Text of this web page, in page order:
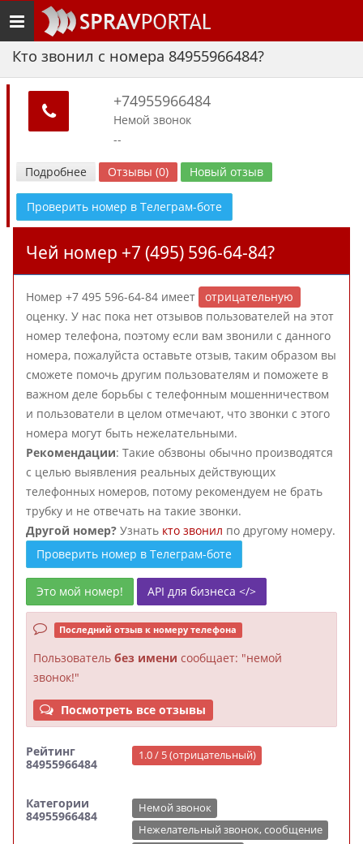
Toggle
navigation
Кто звонил с номера 84955966484?
+74955966484
Немой звонок
--
Подробнее Отзывы (0) Новый отзыв
Проверить номер в Телеграм-боте
Чей номер +7 (495) 596-64-84?
Номер +7 495 596-64-84 имеет
отрицательную
оценку. У нас пока нет отзывов пользователей на этот
номер телефона, поэтому если вам звонили с данного
номера, пожалуйста оставьте отзыв, таким образом вы
сможете помочь другим пользователям и поможете в
важном деле борьбы с телефонным мошенничеством
и пользователи в целом отмечают, что звонки с этого
номера могут быть нежелательными.
Рекомендации: Такие обзвоны обычно производятся
с целью выявления реальных действующих
телефонных номеров, потому рекомендуем не брать
трубку и не отвечать на такие звонки.
Другой номер? Узнать кто звонил по другому номеру.
Проверить номер в Телеграм-боте
Это мой номер! API для бизнеса </>
Последний отзыв к номеру телефона
Пользователь без имени сообщает: "немой
звонок!"
Посмотреть все отзывы
Рейтинг
84955966484
1.0 / 5 (отрицательный)
Категории
84955966484
Немой звонок
Нежелательный звонок, сообщение